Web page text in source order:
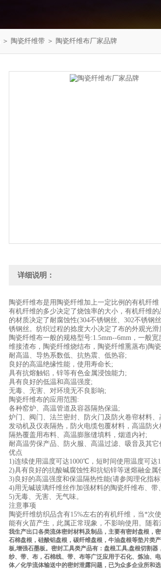
＞ 陶瓷纤维带 ＞ 陶瓷纤维布厂家品牌
详细说明：
陶瓷纤维布是用陶瓷纤维加上一定比例的有机纤
有机纤维的多少决定了烧蚀率的大小，有机纤维
的材质决定了耐腐蚀性(304不锈钢丝、302不锈钢
锈钢丝。纺织过程的捻度大小决定了布的外观光
陶瓷纤维布一般的规格型号:1.5mm--6mm，一般
维接渣布，陶瓷纤维烧结布，陶瓷纤维熏蒸布)陶
耐高温、导热系数低、抗热震、低热容;
良好的高温绝缘性能，使用寿命长;
具有抗熔触铝，锌等有色金属浸蚀能力;
具有良好的低温和高温强度;
无毒、无害、对环境无不良影响;
陶瓷纤维布的应用范围:
各种窑炉、高温管道及容器隔热保温;
炉门、阀门、法兰密封、防火门及防火卷帘材料、
发动机及仪表隔热，防火电缆包覆材料，高温防火
隔热覆盖用布料、高温膨胀缝填料，烟道内衬;
耐高温劳保产品、防火服、高温过滤、吸音及其它
优点
1)连续使用温度可达1000℃，短时间使用温度可达
2)具有良好的抗酸碱腐蚀性和抗铝锌等迷熔融金属
3)良好的高温强度和保温隔热性能(请参阅理化指
4)用无碱玻璃纤维丝作加强材料的陶瓷纤维布、
5)无毒、无害、无气味。
注意事项
陶瓷纤维纺织品含有15%左右的有机纤维，当*次
能有火苗产生，此属正常现象，不影响使用。随
我生产出口各类流体密封材料及制品，主要有密封盘根，
石棉盘根，硅酸铝盘根，碳纤维盘根，牛油盘根等垫片类
板,增强石墨板。密封工具类产品有：盘根工具,盘根切割器
纱、带、布，石棉线、带、布等广泛应用于石化、炼油、
体／化学流体输送中的密封泄露问题，已为众多企业所和